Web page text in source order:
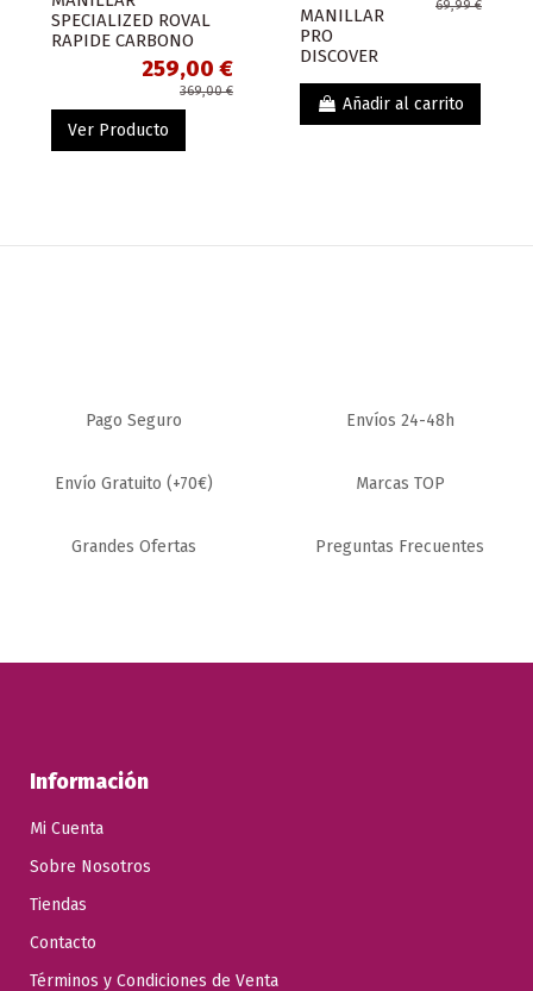
SPECIALIZED ROVAL
RAPIDE CARBONO
259,00 €
369,00 €
Ver Producto
MANILLAR
PRO
DISCOVER
69,99 €
Añadir al carrito
C076
SPECIALIZED COMP
Pago Seguro Envíos 24-48h
Envío Gratuito (+70€) Marcas TOP
Grandes Ofertas Preguntas Frecuentes
Información
Mi Cuenta
Sobre Nosotros
Tiendas
Contacto
Términos y Condiciones de Venta